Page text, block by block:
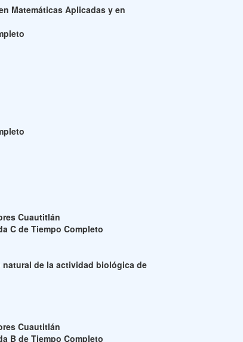
Matemáticas Aplicadas y en
Cuautitlán
C de Tiempo Completo
de la actividad biológica de
Cuautitlán
B de Tiempo Completo